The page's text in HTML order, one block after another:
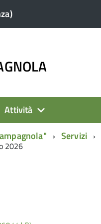
Attività
Servizi
2026